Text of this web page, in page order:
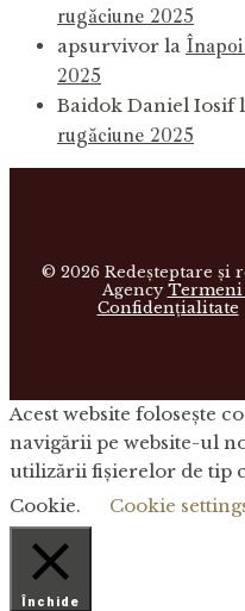
rugăciune 2025
apsurvivor la
2025
Baidok Daniel Iosif
rugăciune 2025
© 2026 Redeşteptare
Agency
Confidențialitate
Acest website foloseşte
navigării pe website-ul
utilizării fişierelor de tip
Cookie.
Cookie
Închide